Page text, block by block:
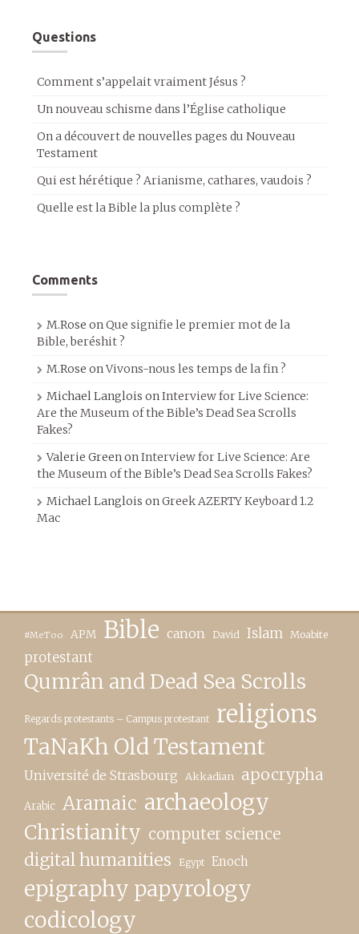
Questions
Comment s’appelait vraiment Jésus ?
Un nouveau schisme dans l’Église catholique
On a découvert de nouvelles pages du Nouveau
Testament
Qui est hérétique ? Arianisme, cathares, vaudois ?
Quelle est la Bible la plus complète ?
Comments
M.Rose onQue signifie le premier mot de la
Bible, beréshit ?
M.Rose onVivons-nous les temps de la fin ?
Michael Langlois onInterview for Live Science:
Are the Museum of the Bible’s Dead Sea Scrolls
Fakes?
Valerie GreenonInterview for Live Science: Are
the Museum of the Bible’s Dead Sea Scrolls Fakes?
Michael Langlois onGreek AZERTY Keyboard 1.2
Mac
#MeToo APM Bible canon David Islam Moabite
protestant
Qumrân and Dead Sea Scrolls
Regards protestants – Campus protestant religions
TaNaKh Old Testament
Université de Strasbourg Akkadian apocrypha
Arabic Aramaic archaeology
Christianity computer science
digital humanities Egypt Enoch
epigraphy papyrology
codicology